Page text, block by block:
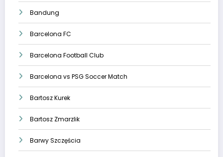
Bandung
Barcelona FC
Barcelona Football Club
Barcelona vs PSG Soccer Match
Bartosz Kurek
Bartosz Zmarzlik
Barwy Szczęścia